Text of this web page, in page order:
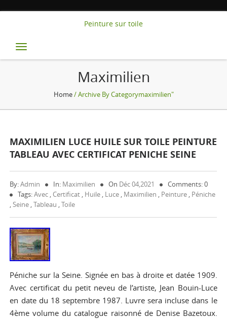
Peinture sur toile
Toggle
navigation
Maximilien
Home/ Archive By Categorymaximilien"
MAXIMILIEN LUCE HUILE SUR TOILE PEINTURE
TABLEAU AVEC CERTIFICAT PENICHE SEINE
By:Admin In: Maximilien On Déc 04,2021
Comments: 0
Tags:Avec , Certificat , Huile , Luce , Maximilien , Peinture , Péniche
,Seine ,Tableau ,Toile
Péniche sur la Seine. Signée en bas à droite et datée 1909.
Avec certificat du petit neveu de l’artiste, Jean Bouin-Luce
en date du 18 septembre 1987. Luvre sera incluse dans le
4ème volume du catalogue raisonné de Denise Bazetoux.